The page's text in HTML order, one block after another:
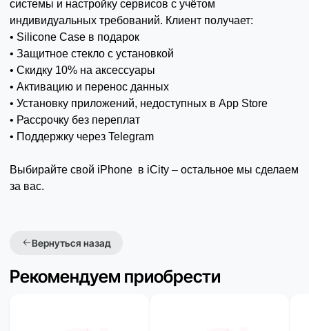
системы и настройку сервисов с учётом
индивидуальных требований. Клиент получает:
• Silicone Case в подарок
• Защитное стекло с установкой
• Скидку 10% на аксессуары
• Активацию и перенос данных
• Установку приложений, недоступных в App Store
• Рассрочку без переплат
• Поддержку через Telegram
Выбирайте свой iPhone в iCity – остальное мы сделаем
за вас.
Вернуться назад
Рекомендуем приобрести